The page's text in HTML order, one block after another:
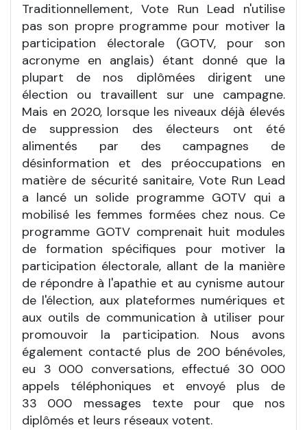
Traditionnellement, Vote Run Lead n'utilise
pas son propre programme pour motiver la
participation électorale (GOTV, pour son
acronyme en anglais) étant donné que la
plupart de nos diplômées dirigent une
élection ou travaillent sur une campagne.
Mais en 2020, lorsque les niveaux déjà élevés
de suppression des électeurs ont été
alimentés par des campagnes de
désinformation et des préoccupations en
matière de sécurité sanitaire, Vote Run Lead
a lancé un solide programme GOTV qui a
mobilisé les femmes formées chez nous. Ce
programme GOTV comprenait huit modules
de formation spécifiques pour motiver la
participation électorale, allant de la manière
de répondre à l'apathie et au cynisme autour
de l'élection, aux plateformes numériques et
aux outils de communication à utiliser pour
promouvoir la participation. Nous avons
également contacté plus de 200 bénévoles,
eu 3 000 conversations, effectué 30 000
appels téléphoniques et envoyé plus de
33
000 messages texte pour que nos
diplômés et leurs réseaux votent.